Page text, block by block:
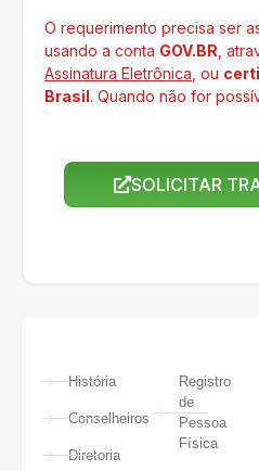
O requerimento precisa ser
usando a conta GOV.BR ,
Assinatura Eletrônica , ou
Brasil. Quando não for
SOLICITAR
História
Conselheiros
Diretoria
Registro
de
Pessoa
Física